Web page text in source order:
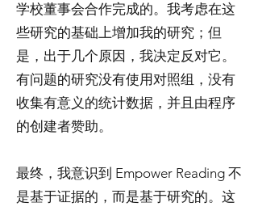
学校董事会合作完成的。我考虑在这
些研究的基础上增加我的研究；但
是，出于几个原因，我决定反对它。
有问题的研究没有使用对照组，没有
收集有意义的统计数据，并且由程序
的创建者赞助。
最终，我意识到 Empower Reading 不
是基于证据的，而是基于研究的。这